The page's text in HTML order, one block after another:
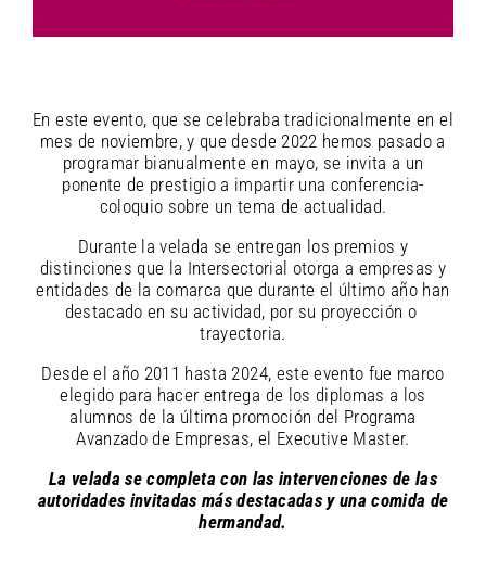
En este evento, que se celebraba tradicionalmente en el
mes de noviembre, y que desde 2022 hemos pasado a
programar bianualmente en mayo, se invita a un
ponente de prestigio a impartir una conferencia-
coloquio sobre un tema de actualidad.
Durante la velada se entregan los premios y
distinciones que la Intersectorial otorga a empresas y
entidades de la comarca que durante el último año han
destacado en su actividad, por su proyección o
trayectoria.
Desde el año 2011 hasta 2024, este evento fue marco
elegido para hacer entrega de los diplomas a los
alumnos de la última promoción del Programa
Avanzado de Empresas, el Executive Master.
La velada se completa con las intervenciones de las
autoridades invitadas más destacadas y una comida de
hermandad.